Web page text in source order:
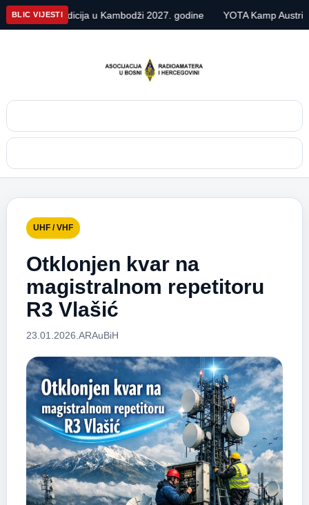
BLIC VIJESTI
DX ekspedicija u Kambodži 2027. godine YOTA Kamp Austrija
UHF / VHF
Otklonjen kvar na
magistralnom repetitoru
R3 Vlašić
23.01.2026. ARAuBiH